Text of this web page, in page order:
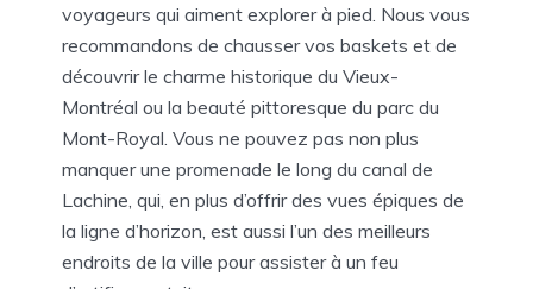
voyageurs qui aiment explorer à pied. Nous vous
recommandons de chausser vos baskets et de
découvrir le charme historique du Vieux-
Montréal ou la beauté pittoresque du parc du
Mont-Royal. Vous ne pouvez pas non plus
manquer une promenade le long du canal de
Lachine, qui, en plus d’offrir des vues épiques de
la ligne d’horizon, est aussi l’un des meilleurs
endroits de la ville pour assister à un feu